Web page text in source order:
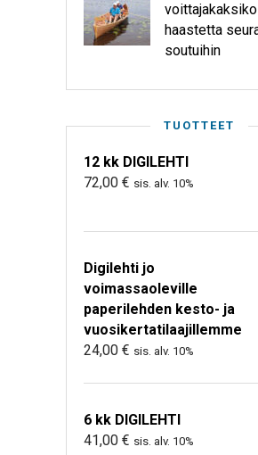
haastetta
soutuihin
TUOTTEET
12 kk DIGILEHTI
72,00 € sis. alv. 10%
Digilehti jo
voimassaoleville
paperilehden kesto- ja
vuosikertatilaajillemme
24,00 € sis. alv. 10%
6 kk DIGILEHTI
41,00 € sis. alv. 10%